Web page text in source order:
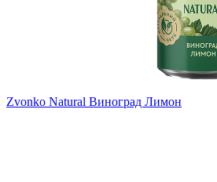
Zvonko Natural Виноград Лимон